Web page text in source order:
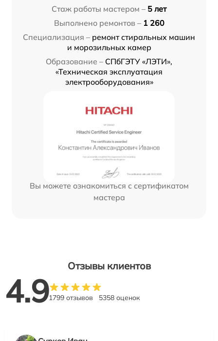
Стаж работы мастером – 5 лет
Выполнено ремонтов – 1 260
Специализация – ремонт стиральных машин
и морозильных камер
Образование – СПбГЭТУ «ЛЭТИ»,
«Техническая эксплуатация
электрооборудования»
Вы можете ознакомиться с сертификатом
мастера
Отзывы клиентов
4.91799 отзывов 5358 оценок